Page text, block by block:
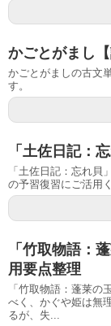
かごとがまし
かごとがましの古文
す。
「土佐日記：
「土佐日記：忘れ貝
の予習復習にご活用
「竹取物語：
用要点整理
「竹取物語：蓬莱の
べく、かぐや姫は無
るが、失...